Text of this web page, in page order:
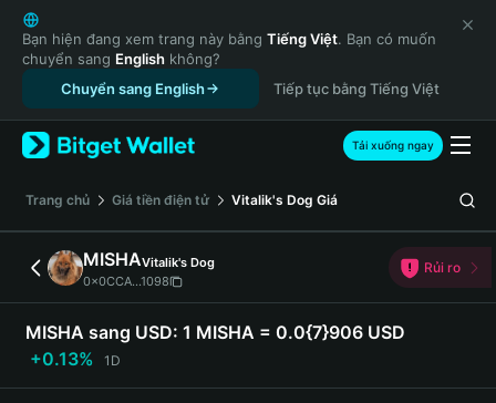
English
日本語
Tiếng Việt
Русский
Español (Latinoamérica)
Türkçe
Français
Deutsch
简体中文
繁體中文
Português (Portugal)
Bahasa Indonesia
ภาษาไทย
हिन्दी
Bạn hiện đang xem trang này bằng Tiếng Việt. Bạn có muốn
chuyển sang English không?
Chuyển sang English
Tiếp tục bằng Tiếng Việt
Tải xuống ngay
‌Trang chủ Giá tiền điện tử Vitalik's Dog Giá
MISHAVitalik's Dog
0x0CCA...1098
Rủi ro
MISHA sang USD: 1 MISHA = 0.0{7}906 USD
+0.13%
1D